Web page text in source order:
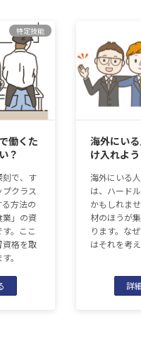
特定技能
働くた
？
刻で、す
クラス
方法の
業」の資
。ここ
資格を取
。
海外にい
け入れよう
海外にいる
は、ハード
かもしれま
材のほうが
ります。な
はそれを考え
詳